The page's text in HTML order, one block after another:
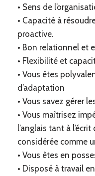
• Sens de
• Capacité à
proactive.
• Bon relationnel et
• Flexibilité et
• Vous êtes
d’adaptation
• Vous savez gérer
• Vous maîtrisez
l’anglais tant à
considérée comme
• Vous êtes en
• Disposé à travail